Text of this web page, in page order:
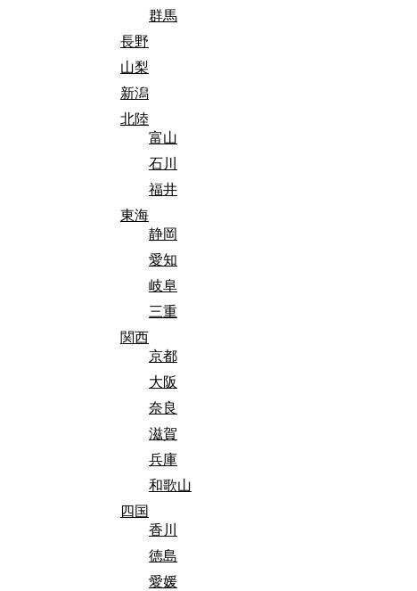
群馬
長野
山梨
新潟
北陸
富山
石川
福井
東海
静岡
愛知
岐阜
三重
関西
京都
大阪
奈良
滋賀
兵庫
和歌山
四国
香川
徳島
愛媛